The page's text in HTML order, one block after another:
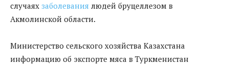
случаях заболевания людей бруцеллезом в
Акмолинской области.
Министерство сельского хозяйства Казахстана
информацию об экспорте мяса в Туркменистан